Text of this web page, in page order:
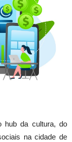
hub da cultura, do
na cidade de